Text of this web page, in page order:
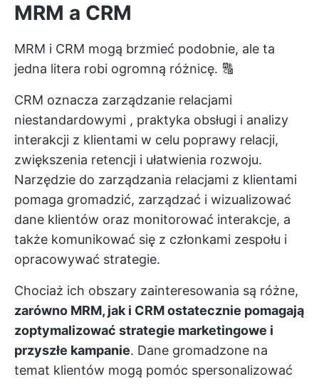
MRM a CRM
MRM i CRM mogą brzmieć podobnie, ale ta
jedna litera robi ogromną różnicę. 🔠
CRM oznacza zarządzanie relacjami
niestandardowymi , praktyka obsługi i analizy
interakcji z klientami w celu poprawy relacji,
zwiększenia retencji i ułatwienia rozwoju.
Narzędzie do zarządzania relacjami z klientami
pomaga gromadzić, zarządzać i wizualizować
dane klientów oraz monitorować interakcje, a
także komunikować się z członkami zespołu i
opracowywać strategie.
Chociaż ich obszary zainteresowania są różne,
zarówno MRM, jak i CRM ostatecznie pomagają
zoptymalizować strategie marketingowe i
przyszłe kampanie. Dane gromadzone na
temat klientów mogą pomóc spersonalizować